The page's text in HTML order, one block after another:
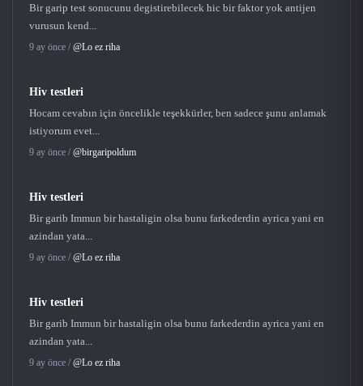
Bir garip test sonucunu degistirebilecek hic bir faktor yok antijen
vurusun kend...
9 ay önce / @Lo ez riha
Hiv testleri
Hocam cevabın için öncelikle teşekkürler, ben sadece şunu anlamak
istiyorum evet...
9 ay önce / @birgaripoldum
Hiv testleri
Bir garib Immun bir hastaligin olsa bunu farkederdin ayrica yani en
azindan yata...
9 ay önce / @Lo ez riha
Hiv testleri
Bir garib Immun bir hastaligin olsa bunu farkederdin ayrica yani en
azindan yata...
9 ay önce / @Lo ez riha